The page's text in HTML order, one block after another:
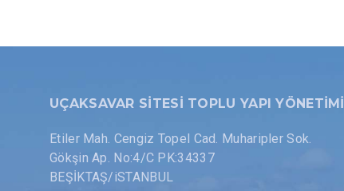
UÇAKSAVAR SİTESİ TOPLU YAPI YÖNETİMİ
Etiler Mah. Cengiz Topel Cad. Muharipler Sok.
Gökşin Ap. No:4/C PK:34337
BEŞİKTAŞ/iSTANBUL